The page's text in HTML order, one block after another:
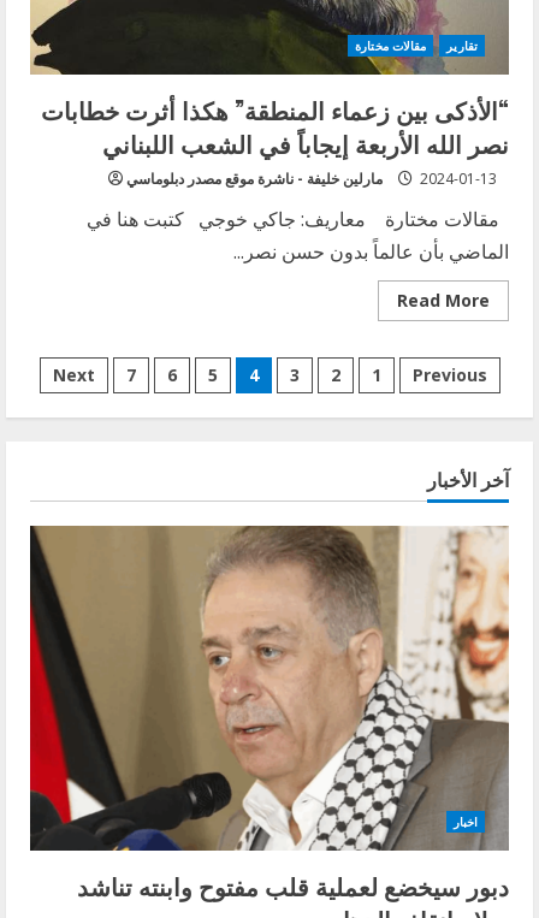
تقارير مقالات مختارة
“الأذكى بين زعماء المنطقة” هكذا أثرت خطابات
نصر الله الأربعة إيجاباً في الشعب اللبناني
مارلين خليفة - ناشرة موقع مصدر دبلوماسي 2024-01-13
مقالات مختارة معاريف: جاكي خوجي كتبت هنا في
الماضي بأن عالماً بدون حسن نصر...
Read More
Read
more
بين
زعماء
المنطقة”
هكذا
الأربعة
في
الشعب
اللبناني
Posts
pagination
Previous
1
2
3
4
5
6
7
Next
آخر الأخبار
اخبار
دبور سيخضع لعملية قلب مفتوح وابنته تناشد